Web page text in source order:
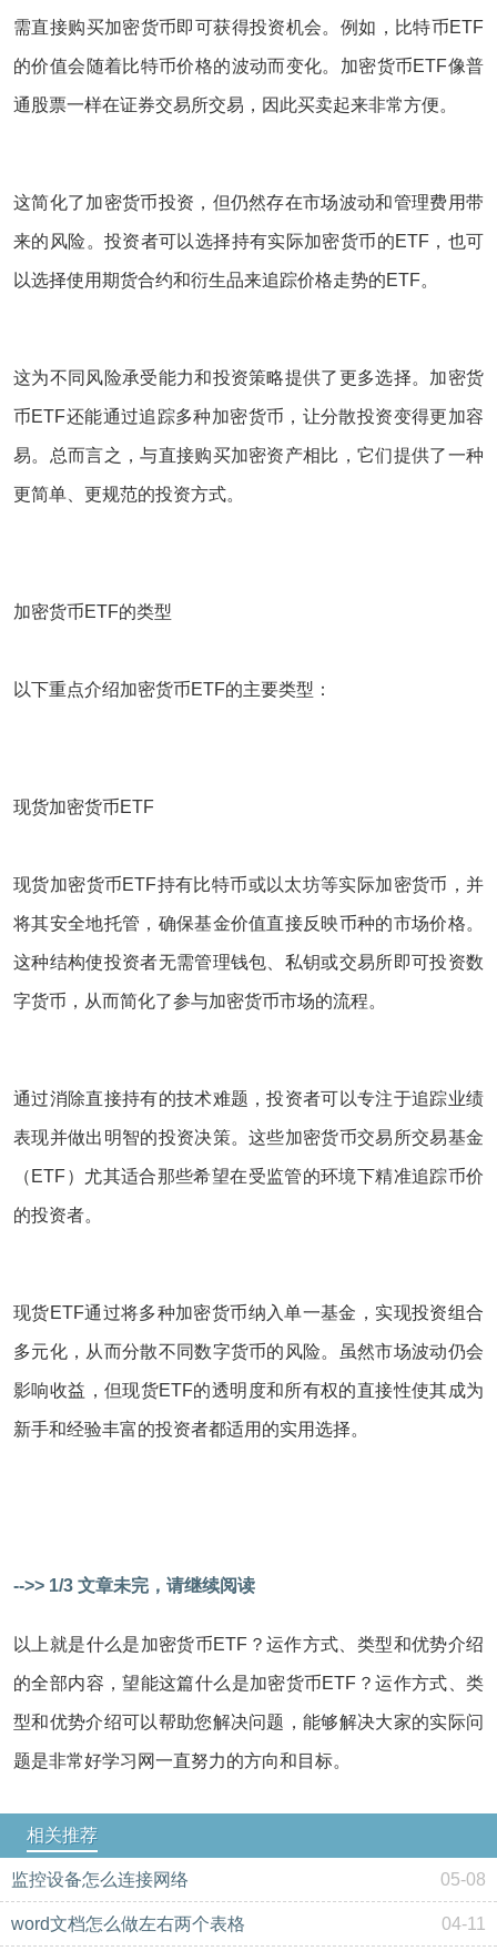
需直接购买加密货币即可获得投资机会。例如，比特币ETF
的价值会随着比特币价格的波动而变化。加密货币ETF像普
通股票一样在证券交易所交易，因此买卖起来非常方便。
这简化了加密货币投资，但仍然存在市场波动和管理费用带
来的风险。投资者可以选择持有实际加密货币的ETF，也可
以选择使用期货合约和衍生品来追踪价格走势的ETF。
这为不同风险承受能力和投资策略提供了更多选择。加密货
币ETF还能通过追踪多种加密货币，让分散投资变得更加容
易。总而言之，与直接购买加密资产相比，它们提供了一种
更简单、更规范的投资方式。
加密货币ETF的类型
以下重点介绍加密货币ETF的主要类型：
现货加密货币ETF
现货加密货币ETF持有比特币或以太坊等实际加密货币，并
将其安全地托管，确保基金价值直接反映币种的市场价格。
这种结构使投资者无需管理钱包、私钥或交易所即可投资数
字货币，从而简化了参与加密货币市场的流程。
通过消除直接持有的技术难题，投资者可以专注于追踪业绩
表现并做出明智的投资决策。这些加密货币交易所交易基金
（ETF）尤其适合那些希望在受监管的环境下精准追踪币价
的投资者。
现货ETF通过将多种加密货币纳入单一基金，实现投资组合
多元化，从而分散不同数字货币的风险。虽然市场波动仍会
影响收益，但现货ETF的透明度和所有权的直接性使其成为
新手和经验丰富的投资者都适用的实用选择。
-->> 1/3 文章未完，请继续阅读
以上就是什么是加密货币ETF？运作方式、类型和优势介绍
的全部内容，望能这篇什么是加密货币ETF？运作方式、类
型和优势介绍可以帮助您解决问题，能够解决大家的实际问
题是非常好学习网一直努力的方向和目标。
相关推荐
监控设备怎么连接网络 05-08
word文档怎么做左右两个表格 04-11